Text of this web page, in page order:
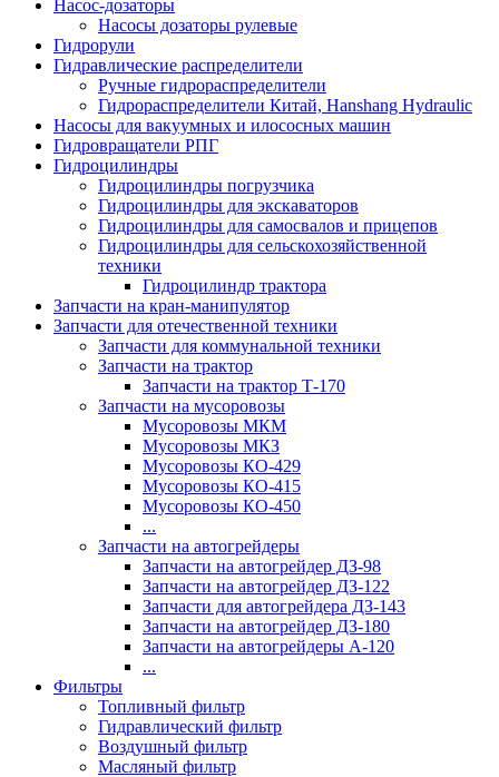
Насос-дозаторы
Насосы дозаторы рулевые
Гидрорули
Гидравлические распределители
Ручные гидрораспределители
Гидрораспределители Китай, Hanshang Hydraulic
Насосы для вакуумных и илососных машин
Гидровращатели РПГ
Гидроцилиндры
Гидроцилиндры погрузчика
Гидроцилиндры для экскаваторов
Гидроцилиндры для самосвалов и прицепов
Гидроцилиндры для сельскохозяйственной
техники
Гидроцилиндр трактора
Запчасти на кран-манипулятор
Запчасти для отечественной техники
Запчасти для коммунальной техники
Запчасти на трактор
Запчасти на трактор Т-170
Запчасти на мусоровозы
Мусоровозы МКМ
Мусоровозы МКЗ
Мусоровозы КО-429
Мусоровозы КО-415
Мусоровозы КО-450
...
Запчасти на автогрейдеры
Запчасти на автогрейдер ДЗ-98
Запчасти на автогрейдер ДЗ-122
Запчасти для автогрейдера ДЗ-143
Запчасти на автогрейдер ДЗ-180
Запчасти на автогрейдеры А-120
...
Фильтры
Топливный фильтр
Гидравлический фильтр
Воздушный фильтр
Масляный фильтр